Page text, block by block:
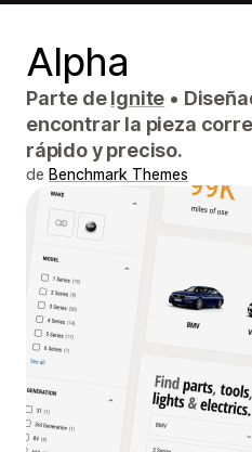
Alpha
Parte deIgnite •
encontrar la pieza
rápido y preciso.
de Benchmark Themes